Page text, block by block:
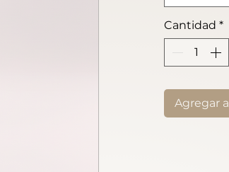
Cantidad *
Agregar